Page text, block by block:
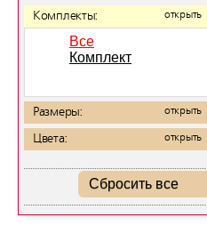
Комплекты: открыть
Все
Комплект
Размеры: открыть
Цвета: открыть
Сбросить все